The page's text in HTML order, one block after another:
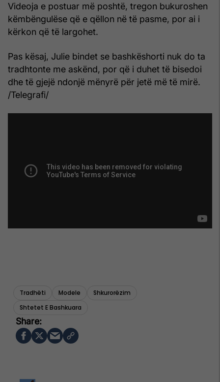
Videoja e postuar më poshtë, tregon bukuroshen
këmbëngulëse që e qëllon në të pasme, por ai i
kërkon që të largohet.
Pas kësaj, Julie bindet se bashkëshorti nuk do ta
tradhtonte me askënd, por që i duhet të bisedoi
dhe të gjejë ndonjë mënyrë për jetë më të mirë.
/Telegrafi/
Tradhëti Modele
Shkurorëzim
Shtetet E Bashkuara